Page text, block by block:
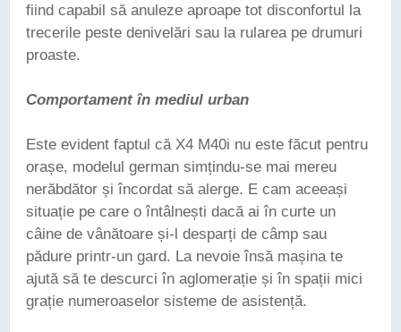
fiind capabil să anuleze aproape tot disconfortul la
trecerile peste denivelări sau la rularea pe drumuri
proaste.
Comportament în mediul urban
Este evident faptul că X4 M40i nu este făcut pentru
orașe, modelul german simțindu-se mai mereu
nerăbdător și încordat să alerge. E cam aceeași
situație pe care o întâlnești dacă ai în curte un
câine de vânătoare și-l desparți de câmp sau
pădure printr-un gard. La nevoie însă mașina te
ajută să te descurci în aglomerație și în spații mici
grație numeroaselor sisteme de asistență.